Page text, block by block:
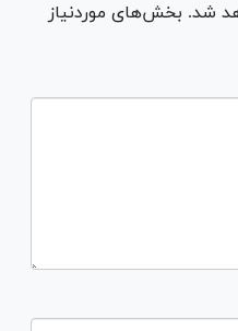
شد. بخش‌های موردنیاز